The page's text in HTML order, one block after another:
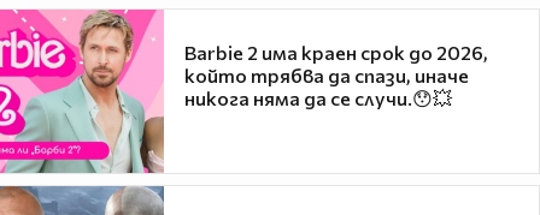
Barbie 2 има краен срок до 2026,
който трябва да спази, иначе
никога няма да се случи.😯💥